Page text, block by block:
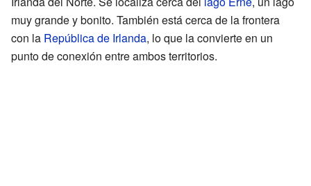
muy grande y bonito. También está cerca de la frontera
con la República de Irlanda, lo que la convierte en un
punto de conexión entre ambos territorios.